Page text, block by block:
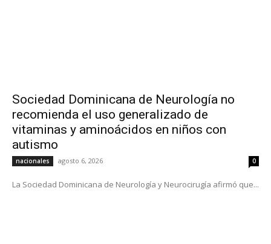
Sociedad Dominicana de Neurología no
recomienda el uso generalizado de
vitaminas y aminoácidos en niños con
autismo
nacionales agosto 6, 2026 0
La Sociedad Dominicana de Neurología y Neurocirugía afirmó que...